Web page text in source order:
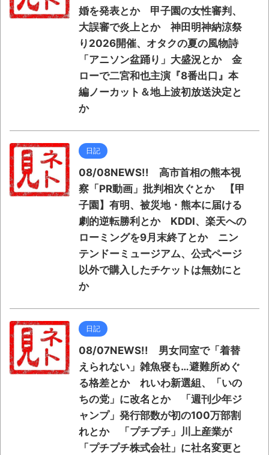
婚を発表とか 甲子園の女性審判、
大誤審で炎上とか 神田明神納涼祭
り2026開催、オタクの夏の風物詩
「アニソン盆踊り」大盛況とか 金
ローで二宮和也主演『8番出口』本
編ノーカット＆地上波初放送決定と
か
日記
08/08NEWS!! 高市首相の熊本視
察「PR動画」批判相次ぐとか 【甲
子園】有明、被災地・熊本に届ける
劇的逆転勝利とか KDDI、楽天への
ローミングを9月末終了とか ニン
テンドーミュージアム、公式ページ
以外で購入したチケットは無効にと
か
日記
08/07NEWS!! 男女同室で「着替
えられない」雑魚寝も…避難所めぐ
る格差とか れいわ新選組、「いの
ちの党」に改名とか 「週刊少年ジ
ャンプ」発行部数が初の100万部割
れとか 「プチプチ」川上産業が
「プチプチ株式会社」に社名変更と